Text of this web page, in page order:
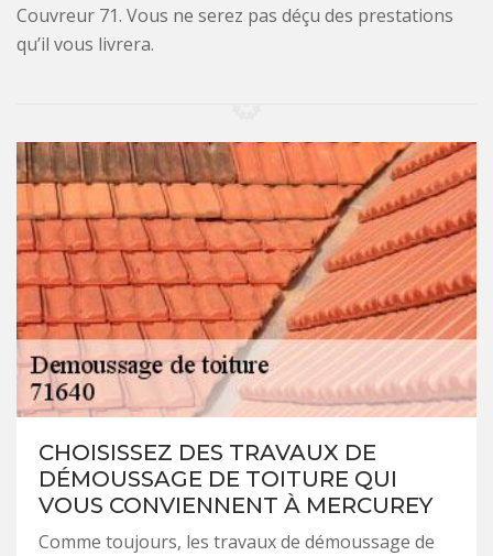
Couvreur 71. Vous ne serez pas déçu des prestations
qu’il vous livrera.
CHOISISSEZ DES TRAVAUX DE
DÉMOUSSAGE DE TOITURE QUI
VOUS CONVIENNENT À MERCUREY
Comme toujours, les travaux de démoussage de